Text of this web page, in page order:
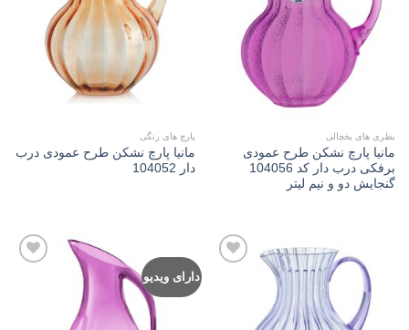
بطری های یخچالی
مانیا پارچ نشکن طرح عمودی
برفکی درب دار کد 104056
گنجایش دو و نیم لیتر
پارچ های رنگی
مانیا پارچ نشکن طرح عمودی درب
دار 104052
دارای ویدیو